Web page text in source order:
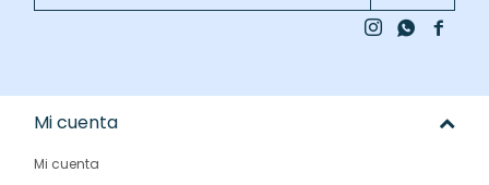

 
Mi cuenta
Mi cuenta